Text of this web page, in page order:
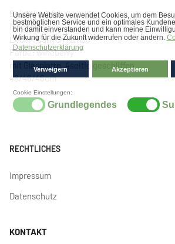
Beistellwürfel
Machalke
Leder: Canyon rombo
Farbe: wineberry
mit Glasplatte, 4seitig geschliffen
46/46/46cm
RECHTLICHES
Impressum
Datenschutz
KONTAKT